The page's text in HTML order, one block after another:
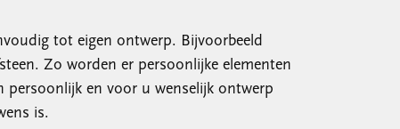
tot eigen ontwerp. Bijvoorbeeld
Zo worden er persoonlijke elementen
persoonlijk en voor u wenselijk ontwerp
is.